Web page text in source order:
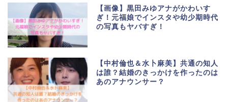
【画像】黒田みゆアナがかわいす
ぎ！元福娘でインスタや幼少期時代
の写真もヤバすぎ！
【中村倫也＆水卜麻美】共通の知人
は誰？結婚のきっかけを作ったのは
あのアナウンサー？